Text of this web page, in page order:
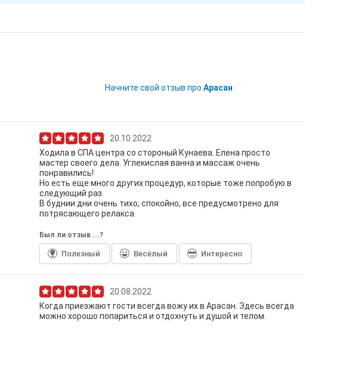
Начните свой отзыв про Арасан
20.10.2022
Ходила в СПА центра со стороный Кунаева. Елена просто
мастер своего дела. Углекислая ванна и массаж очень
понравились!
Но есть еще много других процедур, которые тоже попробую в
следующий раз.
В буднии дни очень тихо, спокойно, все предусмотрено для
потрясающего релакса.
Был ли отзыв ...?
Полезный Весёлый Интересно
20.08.2022
Когда приезжают гости всегда вожу их в Арасан. Здесь всегда
можно хорошо попариться и отдохнуть и душой и телом.